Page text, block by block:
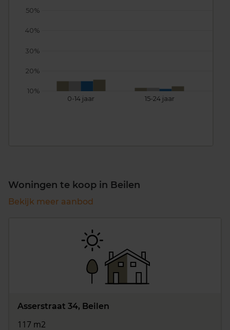
0-14 jaar 15-24 jaar
10%
20%
30%
40%
50%
Woningen te koop in Beilen
Bekijk meer aanbod
Asserstraat 34, Beilen
117 m2